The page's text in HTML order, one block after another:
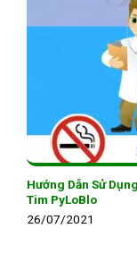
Hướng Dẫn Sử
Tim PyLoBlo
26/07/2021